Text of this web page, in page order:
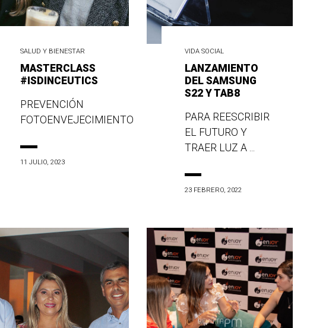
SALUD Y BIENESTAR
MASTERCLASS
#ISDINCEUTICS
PREVENCIÓN
FOTOENVEJECIMIENTO
11 JULIO, 2023
VIDA SOCIAL
LANZAMIENTO
DEL SAMSUNG
S22 Y TAB8
PARA REESCRIBIR
EL FUTURO Y
TRAER LUZ A ...
23 FEBRERO, 2022